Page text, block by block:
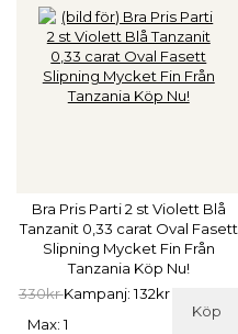
Bra Pris Parti 2 st Violett Blå
Tanzanit 0,33 carat Oval Fasett
Slipning Mycket Fin Från
Tanzania Köp Nu!
330krKampanj: 132kr
Köp
Max: 1